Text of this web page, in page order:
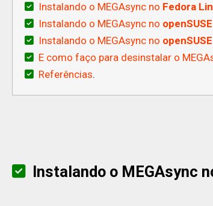
Instalando o MEGAsync no Fedora
Instalando o MEGAsync no
Instalando o MEGAsync no
E como faço para desinstalar o
Referências.
Instalando o MEGAsync